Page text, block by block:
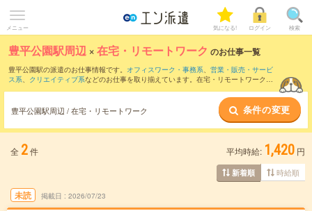
メニュー 気になる! ログイン 検索
豊平公園駅周辺 ×在宅・リモートワーク のお仕事一覧
豊平公園駅の派遣のお仕事情報です。 オフィスワーク・事務系、 営業・販売・サービ
ス系、 クリエイティブ系などのお仕事を取り揃えています。在宅・リモートワークの
豊平公園駅周辺 / 在宅・リモートワーク 条件の変更
全 2件 平均時給: 1,420 円
新着順 時給順
未読 掲載日 2026/07/23